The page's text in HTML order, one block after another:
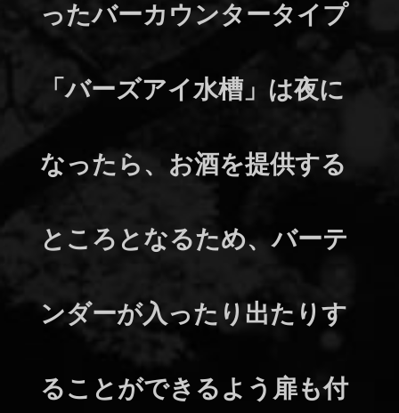
ったバーカウンタータイプ
「バーズアイ水槽」は夜に
なったら、お酒を提供する
ところとなるため、バーテ
ンダーが入ったり出たりす
ることができるよう扉も付